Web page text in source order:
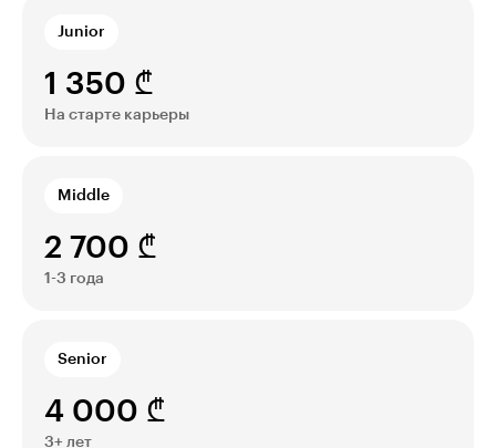
1 350 ₾
Junior
На старте карьеры
2 700 ₾
Middle
1-3 года
4 000 ₾
Senior
3+ лет